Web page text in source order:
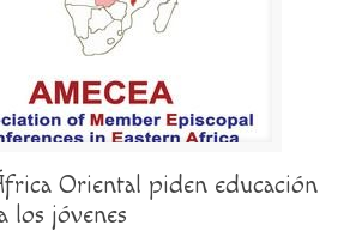
Oriental piden educación
los jóvenes